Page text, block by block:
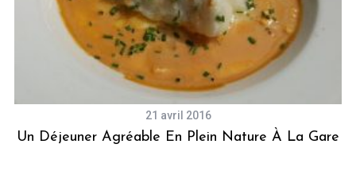
21 avril 2016
Un Déjeuner Agréable En Plein Nature À La Gare